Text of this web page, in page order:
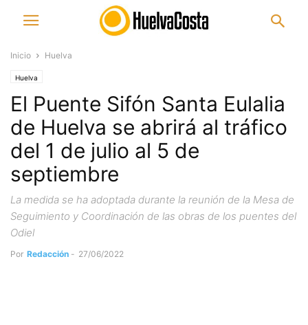
Inicio Huelva
Huelva
El Puente Sifón Santa Eulalia
de Huelva se abrirá al tráfico
del 1 de julio al 5 de
septiembre
La medida se ha adoptada durante la reunión de la Mesa de
Seguimiento y Coordinación de las obras de los puentes del
Odiel
Por Redacción - 27/06/2022